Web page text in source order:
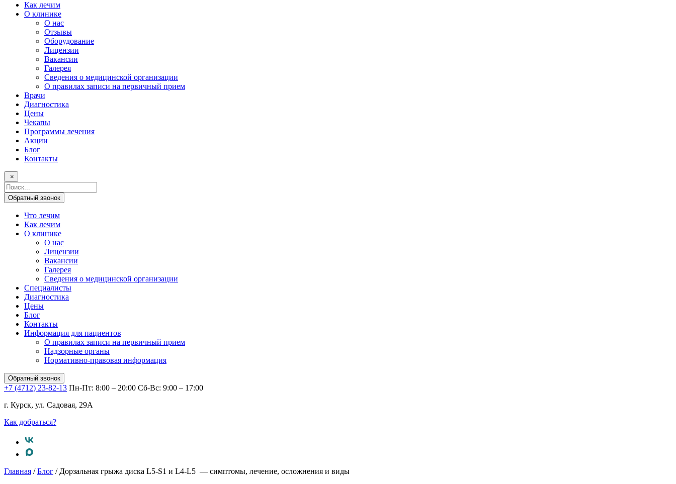
Как лечим
О клинике
О нас
Отзывы
Оборудование
Лицензии
Вакансии
Галерея
Сведения о медицинской организации
О правилах записи на первичный прием
Врачи
Диагностика
Цены
Чекапы
Программы лечения
Акции
Блог
Контакты
×
Поисковый
запрос
Обратный звонок
Что лечим
Как лечим
О клинике
О нас
Лицензии
Вакансии
Галерея
Сведения о медицинской организации
Специалисты
Диагностика
Цены
Блог
Контакты
Информация для пациентов
О правилах записи на первичный прием
Надзорные органы
Нормативно-правовая информация
Обратный звонок
+7 (4712) 23-82-13 Пн-Пт: 8:00 – 20:00 Сб-Вс: 9:00 – 17:00
г. Курск, ул. Садовая, 29А
Как добраться?
Главная /Блог / Дорзальная грыжа диска L5-S1 и L4-L5 — симптомы, лечение, осложнения и виды